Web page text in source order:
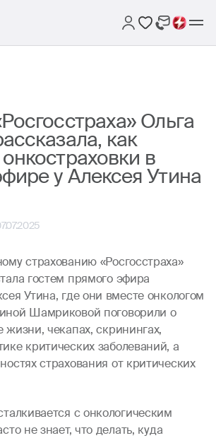
Ольга
как
в
у Алексея Утина
страхованию «Росгосстраха»
гостем прямого эфира
Утина, где они вместе онкологом
Шамриковой поговорили о
жизни, чекапах, скринингах,
критических заболеваний, а
страхования от критических
с онкологическим
не знает, что делать, куда